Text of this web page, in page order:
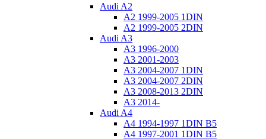
Audi A2
A2 1999-2005 1DIN
A2 1999-2005 2DIN
Audi A3
A3 1996-2000
A3 2001-2003
A3 2004-2007 1DIN
A3 2004-2007 2DIN
A3 2008-2013 2DIN
A3 2014-
Audi A4
A4 1994-1997 1DIN B5
A4 1997-2001 1DIN B5